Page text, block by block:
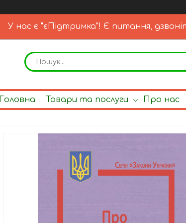
У нас є "єПідтримка"! Є питання,
Головна Товари та послуги Про нас